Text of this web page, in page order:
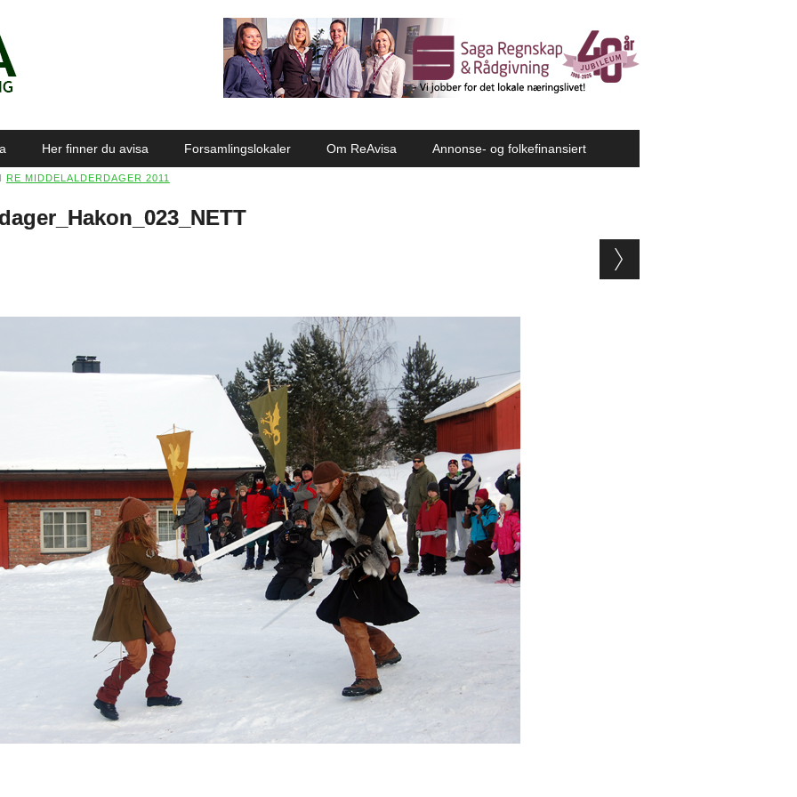
Her finner du avisa Forsamlingslokaler Om ReAvisa Annonse- og folkefinansiert
RE MIDDELALDERDAGER 2011